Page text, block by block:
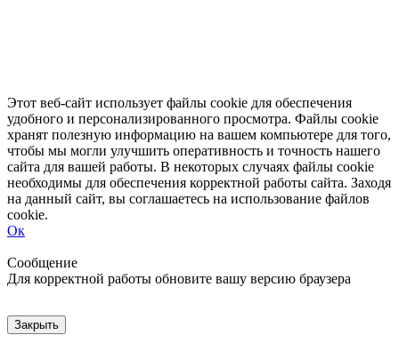
Этот веб-сайт использует файлы cookie для обеспечения
удобного и персонализированного просмотра. Файлы cookie
хранят полезную информацию на вашем компьютере для того,
чтобы мы могли улучшить оперативность и точность нашего
сайта для вашей работы. В некоторых случаях файлы cookie
необходимы для обеспечения корректной работы сайта. Заходя
на данный сайт, вы соглашаетесь на использование файлов
cookie.
Ок
Сообщение
Для корректной работы обновите вашу версию браузера
Закрыть